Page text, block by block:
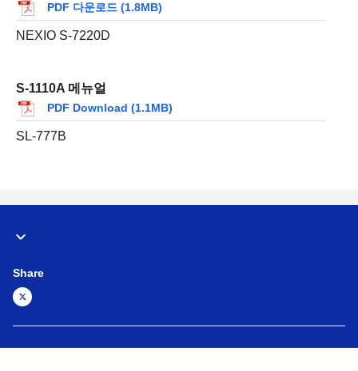
PDF 다운로드 (1.8MB)
NEXIO S-7220D
S-1110A 메뉴얼
PDF Download (1.1MB)
SL-777B
Share
Global Network
이용 약관